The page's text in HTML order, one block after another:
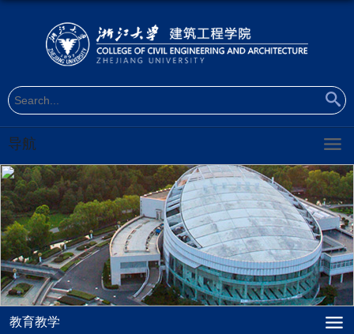
导航
教育教学